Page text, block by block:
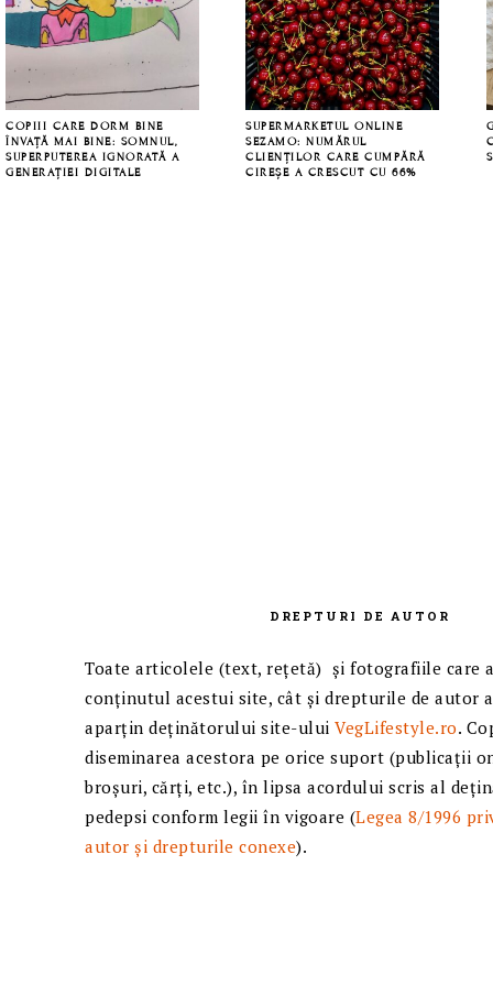
COPIII CARE DORM BINE
ÎNVAȚĂ MAI BINE: SOMNUL,
SUPERPUTEREA IGNORATĂ A
GENERAȚIEI DIGITALE
SUPERMARKETUL ONLINE
SEZAMO: NUMĂRUL
CLIENȚILOR CARE CUMPĂRĂ
CIREȘE A CRESCUT CU 66%
DREPTURI DE AUTOR
Toate articolele (text, reţetă) și fotografiile care
conținutul acestui site, cât și drepturile de autor
aparțin deținătorului site-ului VegLifestyle.ro.
diseminarea acestora pe orice suport (publicații
broșuri, cărți, etc.), în lipsa acordului scris al
pedepsi conform legii în vigoare (Legea 8/1996
autor și drepturile conexe).